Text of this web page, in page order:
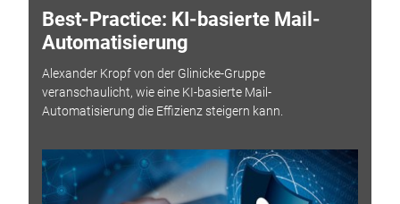
Best-Practice: KI-basierte Mail-
Automatisierung
Alexander Kropf von der Glinicke-Gruppe
veranschaulicht, wie eine KI-basierte Mail-
Automatisierung die Effizienz steigern kann.